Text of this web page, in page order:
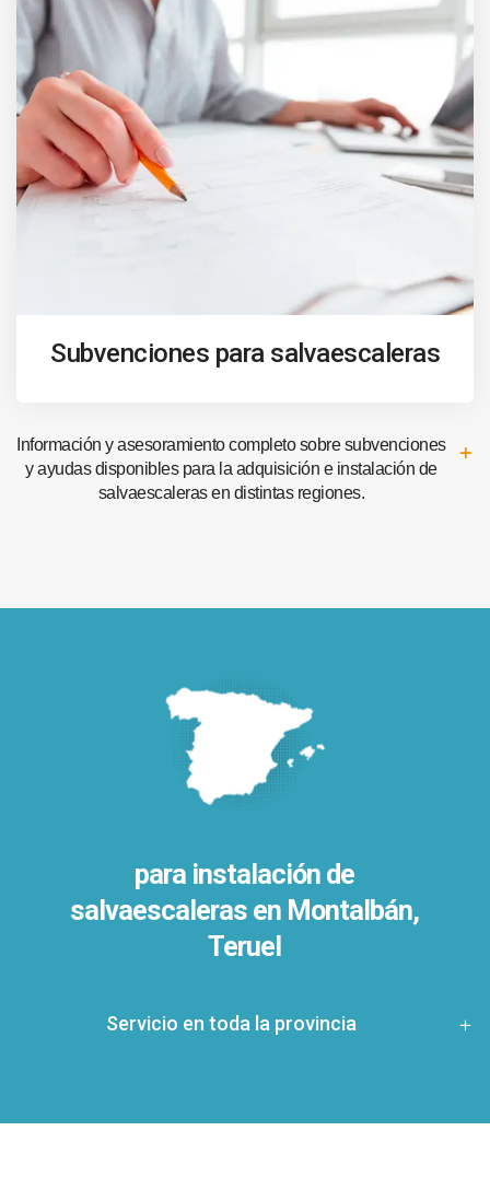
Subvenciones para salvaescaleras
Información y asesoramiento completo sobre subvenciones
y ayudas disponibles para la adquisición e instalación de
salvaescaleras en distintas regiones.
para instalación de
salvaescaleras en Montalbán,
Teruel
Servicio en toda la provincia